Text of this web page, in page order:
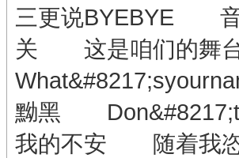
三更说BYEBYE
关 这是咱们的舞
黝黑
我的不安 随着我